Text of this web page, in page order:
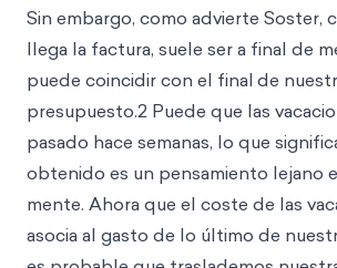
Sin embargo, como advierte Soster,
llega la factura, suele ser a final de
puede coincidir con el final de
presupuesto.2 Puede que las
pasado hace semanas, lo que
obtenido es un pensamiento lejano
mente. Ahora que el coste de las
asocia al gasto de lo último de